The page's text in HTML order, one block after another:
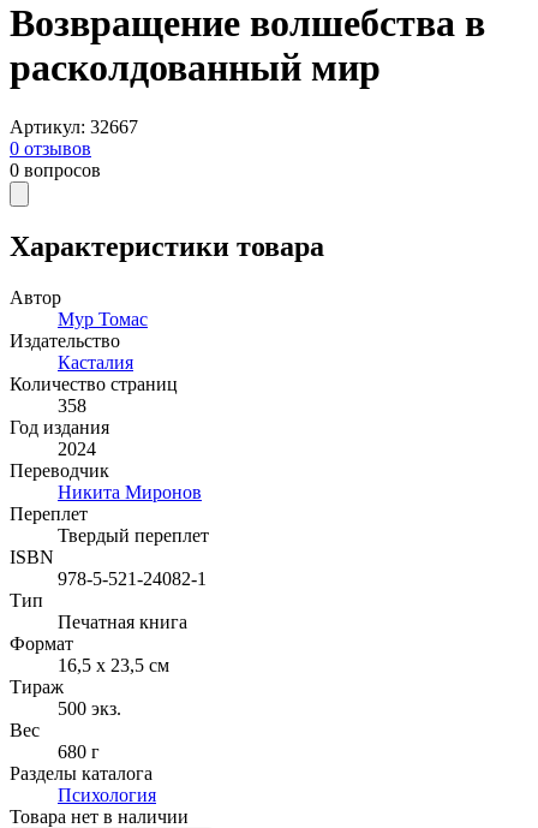
Возвращение волшебства в
расколдованный мир
Артикул: 32667
0 отзывов
0 вопросов
Характеристики товара
Автор
Мур Томас
Издательство
Касталия
Количество страниц
358
Год издания
2024
Переводчик
Никита Миронов
Переплет
Твердый переплет
ISBN
978-5-521-24082-1
Тип
Печатная книга
Формат
16,5 x 23,5 см
Тираж
500 экз.
Вес
680 г
Разделы каталога
Психология
Товара нет в наличии